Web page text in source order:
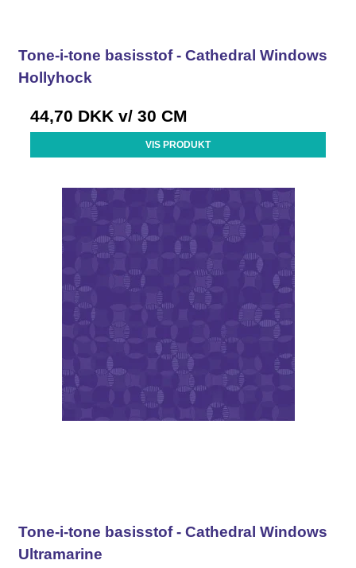
Tone-i-tone basisstof - Cathedral Windows
Hollyhock
44,70 DKK v/ 30 CM
VIS PRODUKT
Tone-i-tone basisstof - Cathedral Windows
Ultramarine